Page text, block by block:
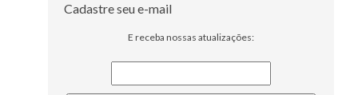
Cadastre seu e-mail
E receba nossas atualizações: